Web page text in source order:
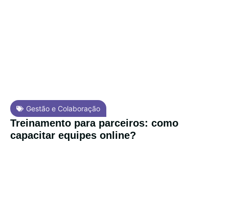
Gestão e Colaboração
Treinamento para parceiros: como
capacitar equipes online?